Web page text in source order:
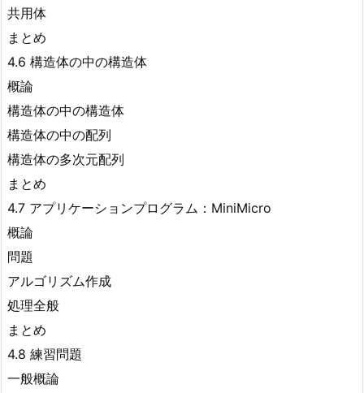
共用体
まとめ
4.6 構造体の中の構造体
概論
構造体の中の構造体
構造体の中の配列
構造体の多次元配列
まとめ
4.7 アプリケーションプログラム：MiniMicro
概論
問題
アルゴリズム作成
処理全般
まとめ
4.8 練習問題
一般概論